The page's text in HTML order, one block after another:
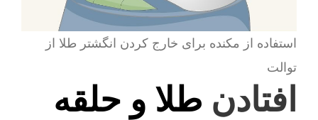
استفاده از مکنده برای خارج کردن انگشتر طلا از
توالت
افتادن طلا و حلقه